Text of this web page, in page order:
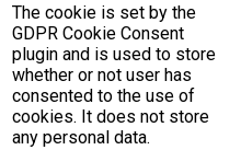
The cookie is set by the
GDPR Cookie Consent
plugin and is used to store
whether or not user has
consented to the use of
cookies. It does not store
any personal data.